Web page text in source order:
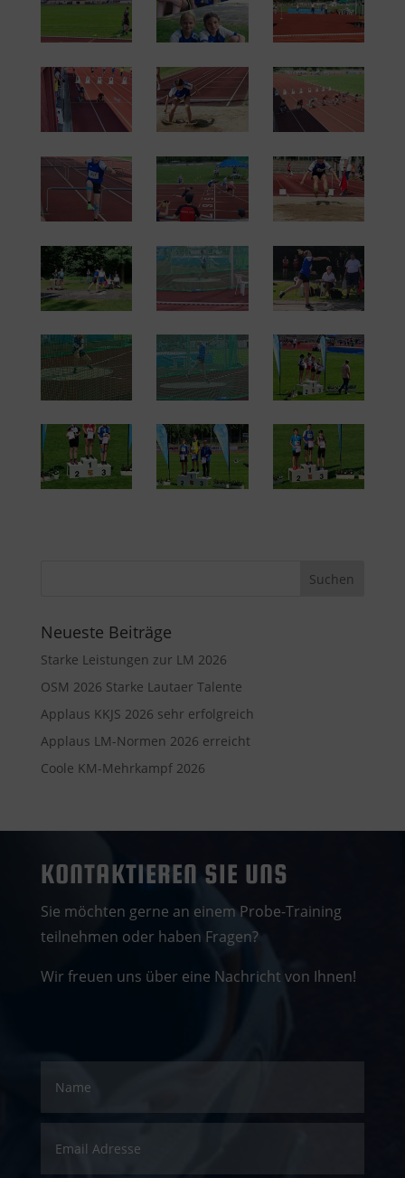
Neueste Beiträge
Starke Leistungen zur LM 2026
OSM 2026 Starke Lautaer Talente
Applaus KKJS 2026 sehr erfolgreich
Applaus LM-Normen 2026 erreicht
Coole KM-Mehrkampf 2026
KONTAKTIEREN SIE UNS
Sie möchten gerne an einem Probe-Training
teilnehmen oder haben Fragen?
Wir freuen uns über eine Nachricht von Ihnen!